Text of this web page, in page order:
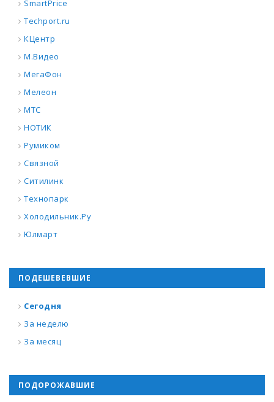
SmartPrice
Techport.ru
КЦентр
М.Видео
МегаФон
Мелеон
МТС
НОТИК
Румиком
Связной
Ситилинк
Технопарк
Холодильник.Ру
Юлмарт
ПОДЕШЕВЕВШИЕ
Сегодня
За неделю
За месяц
ПОДОРОЖАВШИЕ